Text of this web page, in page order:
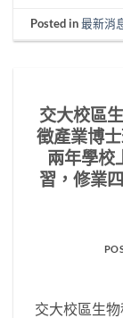
Posted in最新消
交大校區
徵產業博
兩年學校
習，修業
交大校區生